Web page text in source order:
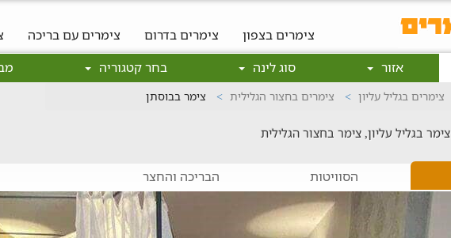
צימרים בצפון צימרים בדרום צימרים עם בריכה
אזור סוג לינה בחר קטגוריה
צימרים בגליל עליון צימרים בחצור הגלילית צימר בבוסתן
צימר בגליל עליון, צימר בחצור הגלילית
הסוויטות הבריכה והחצר